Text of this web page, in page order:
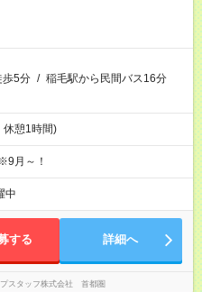
歩5分 / 稲毛駅から民間バス16分
憩1時間)
月～！
中
する 詳細へ
スタッフ株式会社 首都圏